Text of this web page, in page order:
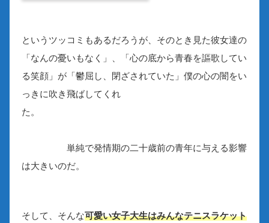
というツッコミもあるだろうが、そのとき見た彼女達の
「なんの憂いもなく」、「心の底から青春を謳歌してい
る笑顔」が「鬱屈し、閉ざされていた」僕の心の闇をい
っきに吹き飛ばしてくれ
た。
単純で発情期の二十歳前の青年に与える影響
は大きいのだ。
そして、そんな可愛い女子大生はみんなテニスラケット